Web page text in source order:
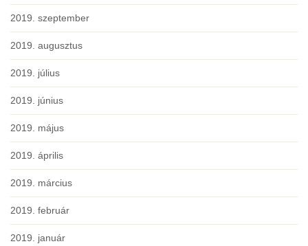
2019. szeptember
2019. augusztus
2019. július
2019. június
2019. május
2019. április
2019. március
2019. február
2019. január